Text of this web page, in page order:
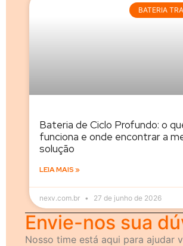
BATERIA
Bateria de Ciclo Profundo: o
funciona e onde encontrar a
solução
LEIA MAIS »
nexv.com.br 27 de junho de 2026
Envie-nos sua
Nosso time está aqui para ajudar